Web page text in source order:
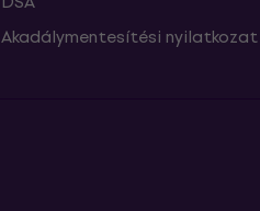
Akadálymentesítési nyilatkozat